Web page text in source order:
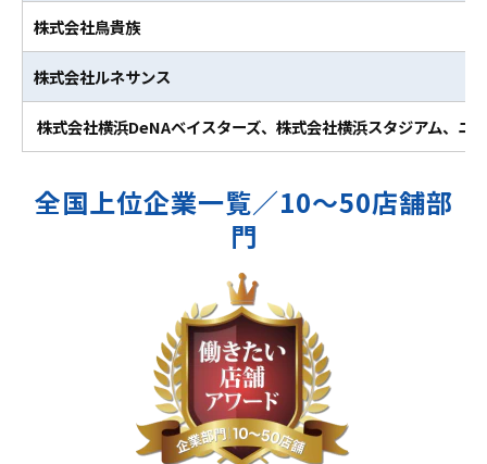
株式会社鳥貴族
株式会社ルネサンス
株式会社横浜DeNAベイスターズ、株式会社横浜スタジアム、ニ
全国上位企業一覧／10～50店舗部
門